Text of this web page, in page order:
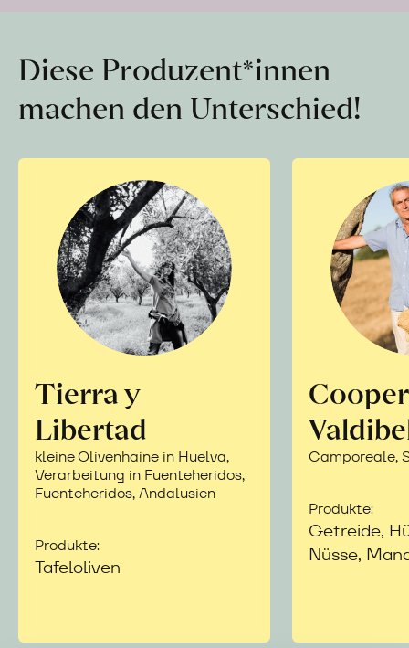
Diese Produzent*innen
machen den Unterschied!
Tierra y
Libertad
kleine Olivenhaine in Huelva,
Verarbeitung in Fuenteheridos,
Fuenteheridos, Andalusien
Produkte:
Tafeloliven
Camporeale,
Produkte:
Getreide,
Nüsse,